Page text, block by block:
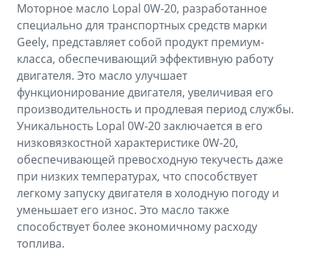
Моторное масло Lopal 0W-20, разработанное
специально для транспортных средств марки
Geely, представляет собой продукт премиум-
класса, обеспечивающий эффективную работу
двигателя. Это масло улучшает
функционирование двигателя, увеличивая его
производительность и продлевая период службы.
Уникальность Lopal 0W-20 заключается в его
низковязкостной характеристике 0W-20,
обеспечивающей превосходную текучесть даже
при низких температурах, что способствует
легкому запуску двигателя в холодную погоду и
уменьшает его износ. Это масло также
способствует более экономичному расходу
топлива.